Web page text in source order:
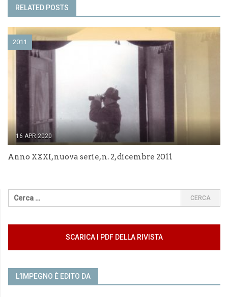
RELATED POSTS
2011
16 APR 2020
Anno XXXI, nuova serie, n. 2, dicembre 2011
SCARICA I PDF DELLA RIVISTA
L’IMPEGNO È EDITO DA